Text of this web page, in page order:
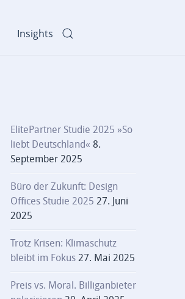
Insights
ElitePartner Studie 2025 »So
liebt Deutschland« 8.
September 2025
Büro der Zukunft: Design
Offices Studie 2025 27. Juni
2025
Trotz Krisen: Klimaschutz
bleibt im Fokus 27. Mai 2025
Preis vs. Moral. Billiganbieter